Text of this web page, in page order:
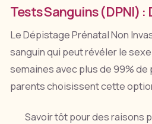
Tests Sanguins (DPNI) :
Le Dépistage Prénatal Non
sanguin qui peut révéler le
semaines avec plus de 99%
parents choisissent cette
Savoir tôt pour des raisons